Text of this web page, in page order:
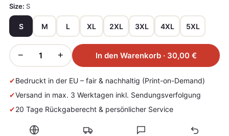
Size: S
S M L XL 2XL 3XL 4XL 5XL
− + In den Warenkorb · 30,00 €
✔Bedruckt in der EU – fair & nachhaltig (Print-on-Demand)
✔Versand in max. 3 Werktagen inkl. Sendungsverfolgung
✔20 Tage Rückgaberecht & persönlicher Service